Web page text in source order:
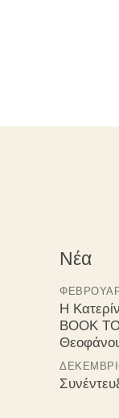
Νέα
Η
BOOK